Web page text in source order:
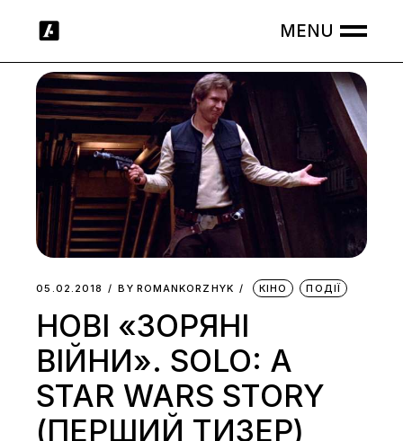
05.02.2018 BY ROMANKORZHYK КІНО ПОДІЇ
НОВІ «ЗОРЯНІ
ВІЙНИ». SOLO: A
STAR WARS STORY
(ПЕРШИЙ ТИЗЕР)